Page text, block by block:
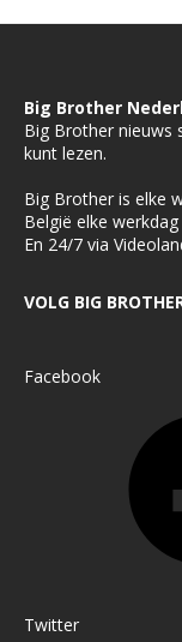
Big Brother
Big Brother nieuws
kunt lezen.
Big Brother is elke
België elke
En 24/7 via
VOLG BIG
Facebook
Twitter